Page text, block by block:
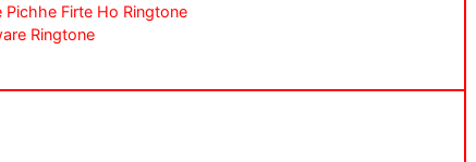
Pichhe Firte Ho Ringtone
Ringtone